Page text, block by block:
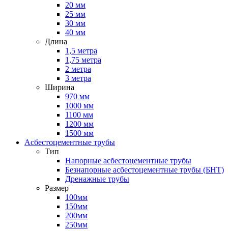
20 мм
25 мм
30 мм
40 мм
Длина
1,5 метра
1,75 метра
2 метра
3 метра
Ширина
970 мм
1000 мм
1100 мм
1200 мм
1500 мм
Асбестоцементные трубы
Тип
Напорные асбестоцементные трубы
Безнапорные асбестоцементные трубы (БНТ)
Дренажные трубы
Размер
100мм
150мм
200мм
250мм